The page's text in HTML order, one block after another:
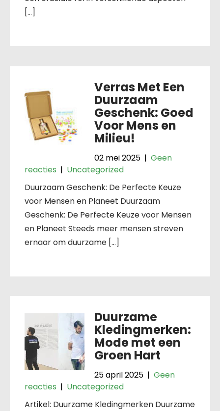
[…]
Verras Met Een
Duurzaam
Geschenk: Goed
Voor Mens en
Milieu!
02 mei 2025 | Geen
reacties | Uncategorized
Duurzaam Geschenk: De Perfecte Keuze
voor Mensen en Planeet Duurzaam
Geschenk: De Perfecte Keuze voor Mensen
en Planeet Steeds meer mensen streven
ernaar om duurzame […]
Duurzame
Kledingmerken:
Mode met een
Groen Hart
25 april 2025 | Geen
reacties | Uncategorized
Artikel: Duurzame Kledingmerken Duurzame